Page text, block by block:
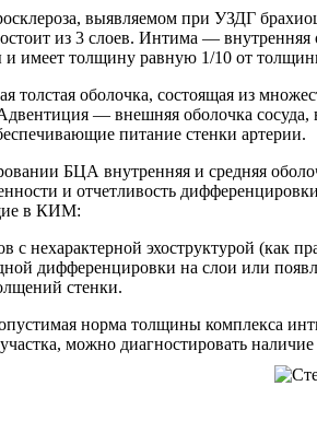
выявляемом при УЗДГ
из 3 слоев. Интима —
и имеет толщину равную 1/10 от
толстая оболочка, состоящая из
— внешняя оболочка сосуда,
питание стенки артерии.
БЦА внутренняя и средняя
и отчетливость
в КИМ:
с нехарактерной эхоструктурой (как
дифференцировки на слои или
стенки.
норма толщины комплекса
можно диагностировать